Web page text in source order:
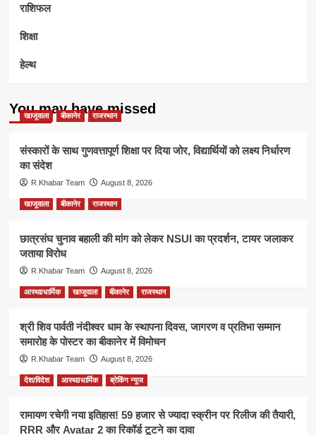
राशिफल
शिक्षा
हेल्थ
You may have missed
खाजूवाला बीकानेर राजस्थान
संस्कारों के साथ गुणवत्तापूर्ण शिक्षा पर दिया जोर, विद्यार्थियों को लक्ष्य निर्धारण
का संदेश
R.Khabar Team August 8, 2026
खाजूवाला बीकानेर राजस्थान
छात्रसंघ चुनाव बहाली की मांग को लेकर NSUI का प्रदर्शन, टायर जलाकर
जताया विरोध
R.Khabar Team August 8, 2026
आस्था/धार्मिक खाजूवाला बीकानेर राजस्थान
श्री शिव पार्वती नंदीश्वर धाम के स्थापना दिवस, जागरण व प्रतिभा सम्मान
समारोह के पोस्टर का बीकानेर में विमोचन
R.Khabar Team August 8, 2026
देश/विदेश आस्था/धार्मिक ब्रेकिंग न्यूज
रामायण रचेगी नया इतिहास! 59 हजार से ज्यादा स्क्रीन पर रिलीज की तैयारी,
RRR और Avatar 2 का रिकॉर्ड टूटने का दावा